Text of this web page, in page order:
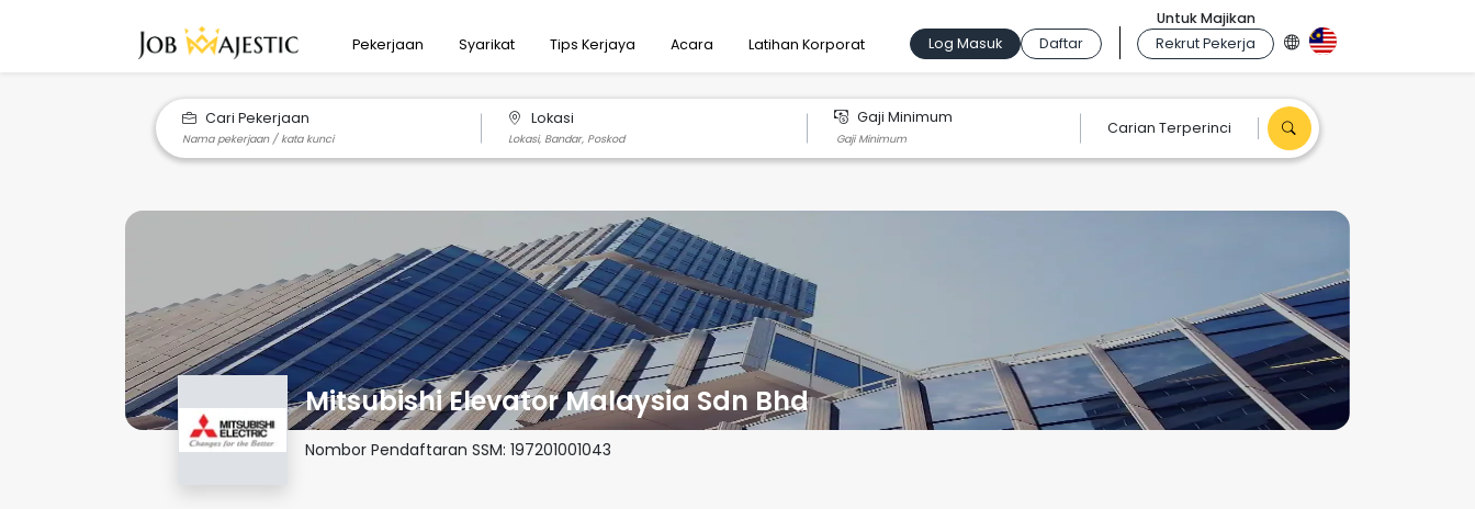
Pekerjaan Syarikat Tips Kerjaya Acara Latihan Korporat Log Masuk Daftar
Untuk Majikan
Rekrut Pekerja
Cari Pekerjaan Lokasi Gaji Minimum
Carian Terperinci
Mitsubishi Elevator Malaysia Sdn Bhd
Nombor Pendaftaran SSM: 197201001043